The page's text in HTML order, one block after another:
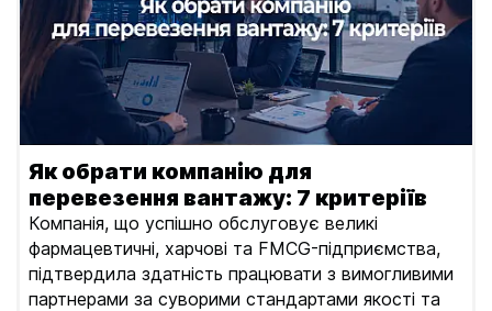
Як обрати компанію для
перевезення вантажу: 7 критеріїв
Компанія, що успішно обслуговує великі
фармацевтичні, харчові та FMCG-підприємства,
підтвердила здатність працювати з вимогливими
партнерами за суворими стандартами якості та